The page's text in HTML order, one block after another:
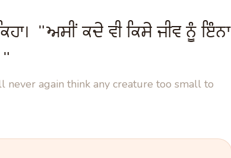
"ਅਸੀਂ ਕਦੇ ਵੀ ਕਿਸੇ ਜੀਵ ਨੂੰ ਇੰਨਾ
again think any creature too small to